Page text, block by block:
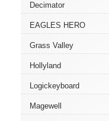
Decimator
EAGLES HERO
Grass Valley
Hollyland
Logickeyboard
Magewell